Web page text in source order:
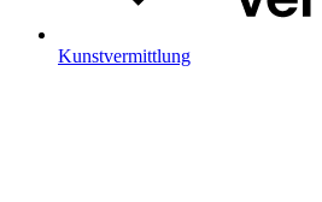
Kunstvermittlung